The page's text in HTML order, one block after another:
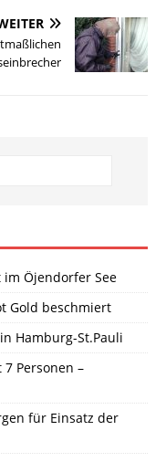
Öjendorfer See
Gold beschmiert
Hamburg-St.Pauli
Personen –
für Einsatz der